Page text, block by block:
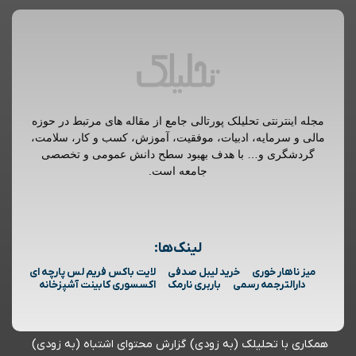
مجله اینترنتی تحلیلک پورتالی جامع از مقاله های مرتبط در حوزه
مالی و سرمایه، ادبیات، موفقیت، آموزش، کسب و کار، سلامت،
گردشگری و… با هدف بهبود سطح دانش عمومی و تخصصی
جامعه است.
لینک‌ها:
میز ناهار خوری خرید لیبل صدفی
لایت باکس فریم لس پارچه ای
دارالترجمه رسمی
باربری نارمک اکسسوری کابینت آشپزخانه
همکاری با تحلیلک (به زودی) گزارش محتوای اشتباه (به زودی)